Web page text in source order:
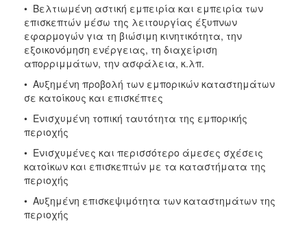
• Βελτιωμένη αστική εμπειρία και εμπειρία των
επισκεπτών μέσω της λειτουργίας έξυπνων
εφαρμογών για τη βιώσιμη κινητικότητα, την
εξοικονόμηση ενέργειας, τη διαχείριση
απορριμμάτων, την ασφάλεια, κ.λπ.
• Αυξημένη προβολή των εμπορικών καταστημάτων
σε κατοίκους και επισκέπτες
• Ενισχυμένη τοπική ταυτότητα της εμπορικής
περιοχής
• Ενισχυμένες και περισσότερο άμεσες σχέσεις
κατοίκων και επισκεπτών με τα καταστήματα της
περιοχής
• Αυξημένη επισκεψιμότητα των καταστημάτων της
περιοχής